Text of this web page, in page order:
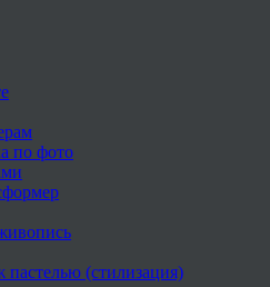
по фото
(стилизация)